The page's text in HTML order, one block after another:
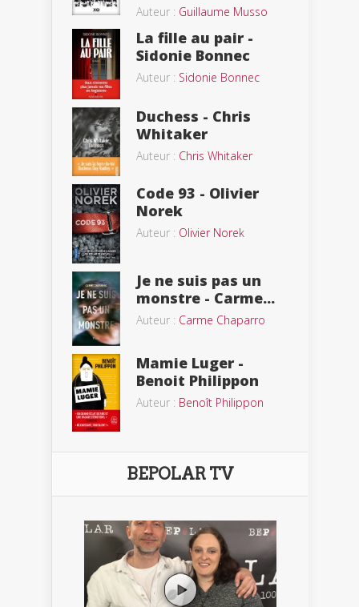
Auteur : Guillaume Musso
La fille au pair -
Sidonie Bonnec
Auteur : Sidonie Bonnec
Duchess - Chris
Whitaker
Auteur : Chris Whitaker
Code 93 - Olivier
Norek
Auteur : Olivier Norek
Je ne suis pas un
monstre - Carme...
Auteur : Carme Chaparro
Mamie Luger -
Benoit Philippon
Auteur : Benoît Philippon
BEPOLAR TV